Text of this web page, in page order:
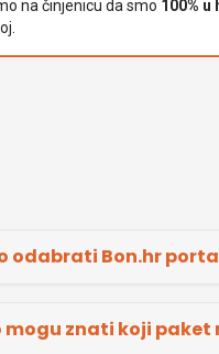
na činjenicu da smo 100%
odabrati Bon.hr
mogu znati koji